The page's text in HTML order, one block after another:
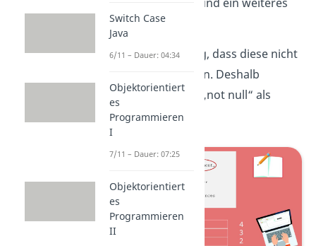
Attribut.
Dabei ist uns wichtig, dass diese nicht
leer gelassen werden. Deshalb
hängen wir einfach „not null“ als
Einschränkung an.
Switch Case
Java
6/11 – Dauer: 04:34
Objektorientiert
es
Programmieren
I
7/11 – Dauer: 07:25
Objektorientiert
es
Programmieren
II